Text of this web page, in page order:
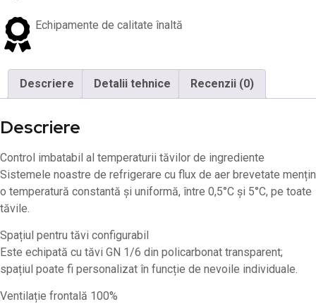
Echipamente de calitate înaltă
Descriere Detalii tehnice Recenzii (0)
Descriere
Control imbatabil al temperaturii tăvilor de ingrediente
Sistemele noastre de refrigerare cu flux de aer brevetate mențin
o temperatură constantă și uniformă, între 0,5°C și 5°C, pe toate
tăvile.
Spațiul pentru tăvi configurabil
Este echipată cu tăvi GN 1/6 din policarbonat transparent;
spațiul poate fi personalizat în funcție de nevoile individuale.
Ventilație frontală 100%